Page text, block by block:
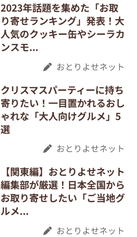
2023年話題を集めた「お取
り寄せランキング」発表！大
人気のクッキー缶やシーラカ
ンスモ...
おとりよせネット
クリスマスパーティーに持ち
寄りたい！一目置かれるおし
ゃれな「大人向けグルメ」5
選
おとりよせネット
【関東編】おとりよせネット
編集部が厳選！日本全国から
お取り寄せしたい「ご当地グ
ルメ...
おとりよせネット